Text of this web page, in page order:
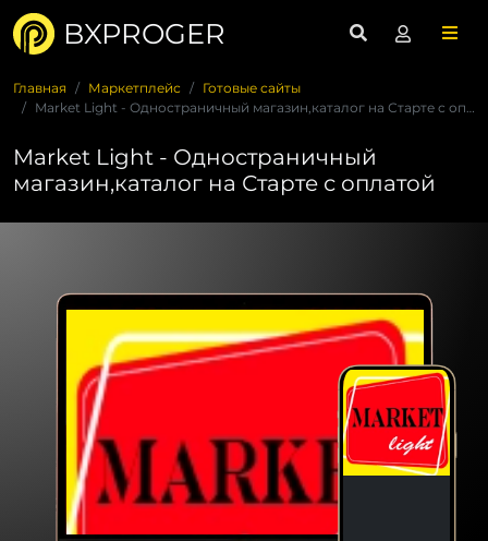
BXPROGER
Главная Маркетплейс
Готовые сайты
Market Light - Одностраничный магазин,каталог на Старте с оп...
Market Light - Одностраничный
магазин,каталог на Старте с оплатой